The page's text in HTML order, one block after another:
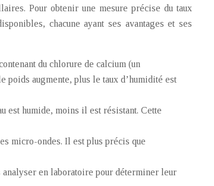
Pour obtenir une mesure précise du taux
chacune ayant ses avantages et ses
du chlorure de calcium (un
poids augmente, plus le taux d’humidité est
est humide, moins il est résistant. Cette
micro-ondes. Il est plus précis que
en laboratoire pour déterminer leur